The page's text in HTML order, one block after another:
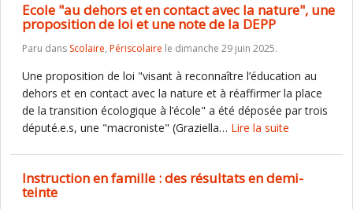
Ecole "au dehors et en contact avec la nature", une
proposition de loi et une note de la DEPP
Paru dans Scolaire, Périscolaire le dimanche 29 juin 2025.
Une proposition de loi "visant à reconnaître l’éducation au
dehors et en contact avec la nature et à réaffirmer la place
de la transition écologique à l’école" a été déposée par trois
député.e.s, une "macroniste" (Graziella… Lire la suite
Instruction en famille : des résultats en demi-
teinte